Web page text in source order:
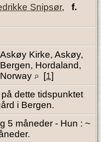
Snipsør, f.
Askøy Kirke, Askøy,
Bergen, Hordaland,
Norway
[1]
dette tidspunktet
i Bergen.
5 måneder - Hun : ~